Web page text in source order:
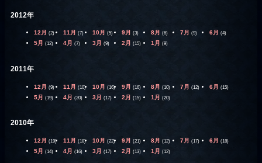
2012年
12月 (2) 11月 (7) 10月 (5) 9月 (3) 8月 (6) 7月 (9) 6月 (4)
5月 (12) 4月 (7) 3月 (9) 2月 (15) 1月 (9)
2011年
12月 (9) 11月 (10) 10月 (16) 9月 (16) 8月 (10) 7月 (12) 6月 (15)
5月 (19) 4月 (20) 3月 (17) 2月 (15) 1月 (20)
2010年
12月 (19) 11月 (18) 10月 (22) 9月 (21) 8月 (12) 7月 (17) 6月 (18)
5月 (14) 4月 (16) 3月 (17) 2月 (13) 1月 (12)